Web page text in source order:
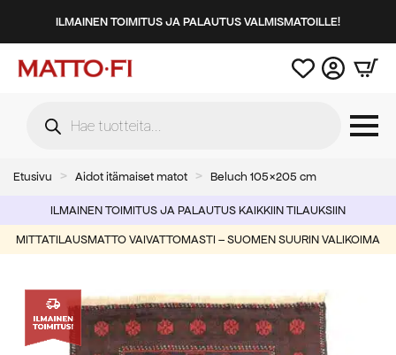
ILMAINEN TOIMITUS JA PALAUTUS VALMISMATOILLE!
search
Etusivu Aidot itämaiset matot Beluch 105×205 cm
ILMAINEN TOIMITUS JA PALAUTUS KAIKKIIN TILAUKSIIN
MITTATILAUSMATTO VAIVATTOMASTI – SUOMEN SUURIN VALIKOIMA
-52%